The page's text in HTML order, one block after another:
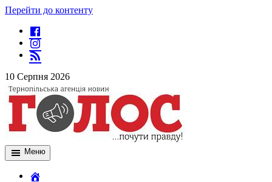
Перейти до контенту
10 Серпня 2026
Меню